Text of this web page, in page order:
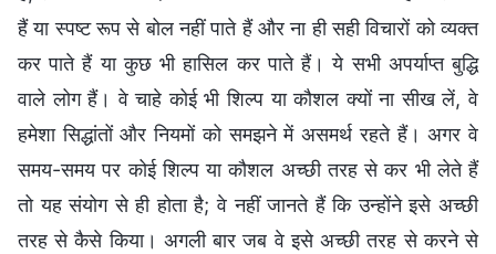
हैं या स्पष्ट रूप से बोल नहीं पाते हैं और ना ही सही विचारों को व्यक्त
कर पाते हैं या कुछ भी हासिल कर पाते हैं। ये सभी अपर्याप्त बुद्धि
वाले लोग हैं। वे चाहे कोई भी शिल्प या कौशल क्यों ना सीख लें, वे
हमेशा सिद्धांतों और नियमों को समझने में असमर्थ रहते हैं। अगर वे
समय-समय पर कोई शिल्प या कौशल अच्छी तरह से कर भी लेते हैं
तो यह संयोग से ही होता है; वे नहीं जानते हैं कि उन्होंने इसे अच्छी
तरह से कैसे किया। अगली बार जब वे इसे अच्छी तरह से करने से